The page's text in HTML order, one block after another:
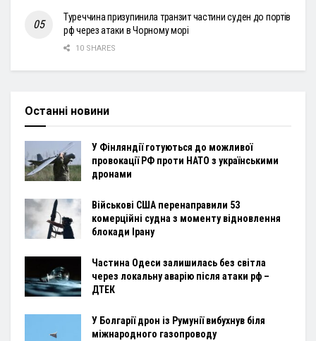
Туреччина призупинила транзит частини суден до портів
рф через атаки в Чорному морі
10 SHARES
Останні новини
У Фінляндії готуються до можливої
провокації РФ проти НАТО з українськими
дронами
Військові США перенаправили 53
комерційні судна з моменту відновлення
блокади Ірану
Частина Одеси залишилась без світла
через локальну аварію після атаки рф –
ДТЕК
У Болгарії дрон із Румунії вибухнув біля
міжнародного газопроводу